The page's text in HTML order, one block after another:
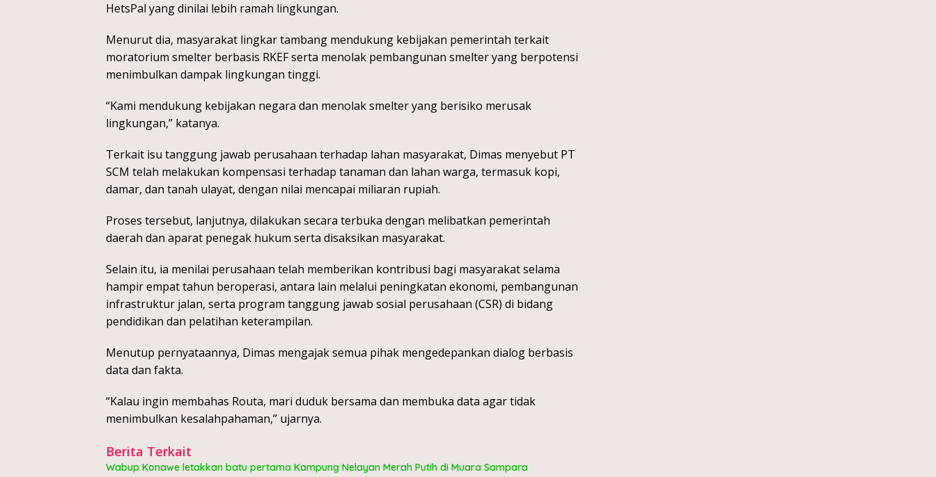
HetsPal yang dinilai lebih ramah lingkungan.
Menurut dia, masyarakat lingkar tambang mendukung kebijakan pemerintah terkait
moratorium smelter berbasis RKEF serta menolak pembangunan smelter yang berpotensi
menimbulkan dampak lingkungan tinggi.
“Kami mendukung kebijakan negara dan menolak smelter yang berisiko merusak
lingkungan,” katanya.
Terkait isu tanggung jawab perusahaan terhadap lahan masyarakat, Dimas menyebut PT
SCM telah melakukan kompensasi terhadap tanaman dan lahan warga, termasuk kopi,
damar, dan tanah ulayat, dengan nilai mencapai miliaran rupiah.
Proses tersebut, lanjutnya, dilakukan secara terbuka dengan melibatkan pemerintah
daerah dan aparat penegak hukum serta disaksikan masyarakat.
Selain itu, ia menilai perusahaan telah memberikan kontribusi bagi masyarakat selama
hampir empat tahun beroperasi, antara lain melalui peningkatan ekonomi, pembangunan
infrastruktur jalan, serta program tanggung jawab sosial perusahaan (CSR) di bidang
pendidikan dan pelatihan keterampilan.
Menutup pernyataannya, Dimas mengajak semua pihak mengedepankan dialog berbasis
data dan fakta.
“Kalau ingin membahas Routa, mari duduk bersama dan membuka data agar tidak
menimbulkan kesalahpahaman,” ujarnya.
Berita Terkait
Wabup Konawe letakkan batu pertama Kampung Nelayan Merah Putih di Muara Sampara